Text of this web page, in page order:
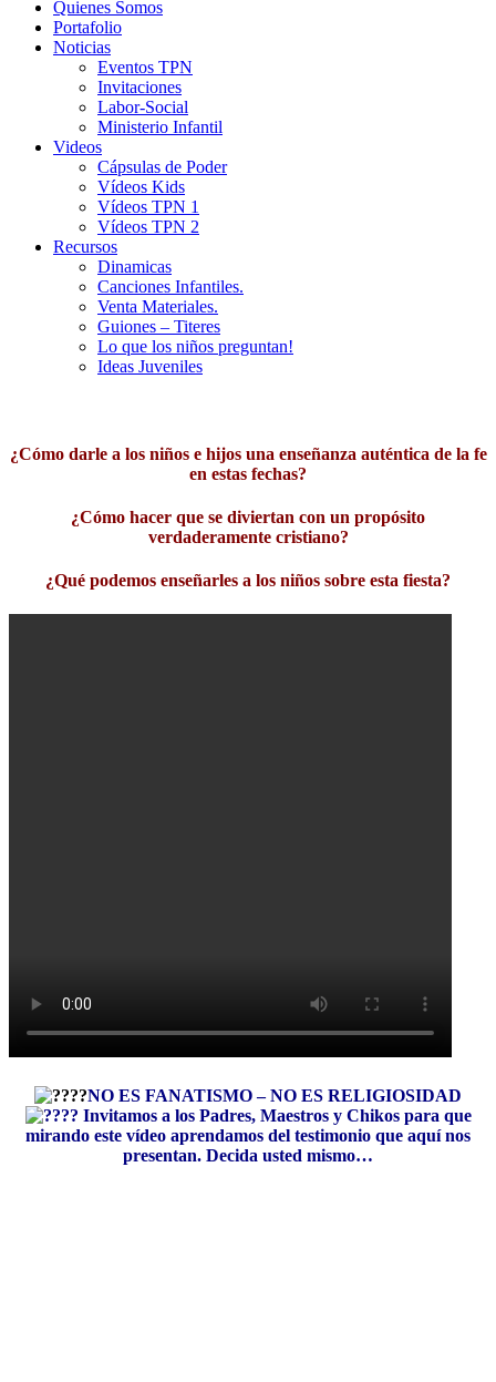
Quienes Somos
Portafolio
Noticias
Eventos TPN
Invitaciones
Labor-Social
Ministerio Infantil
Videos
Cápsulas de Poder
Vídeos Kids
Vídeos TPN 1
Vídeos TPN 2
Recursos
Dinamicas
Canciones Infantiles.
Venta Materiales.
Guiones – Titeres
Lo que los niños preguntan!
Ideas Juveniles
¿Cómo darle a los niños e hijos una enseñanza auténtica de la fe
en estas fechas?
¿Cómo hacer que se diviertan con un propósito
verdaderamente cristiano?
¿Qué podemos enseñarles a los niños sobre esta fiesta?
NO ES FANATISMO – NO ES RELIGIOSIDAD
Invitamos a los Padres, Maestros y Chikos para que
mirando este vídeo aprendamos del testimonio que aquí nos
presentan. Decida usted mismo…